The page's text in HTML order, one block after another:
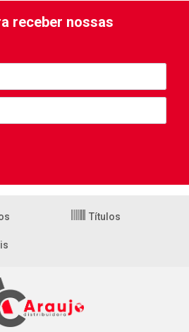
receber nossas
Títulos